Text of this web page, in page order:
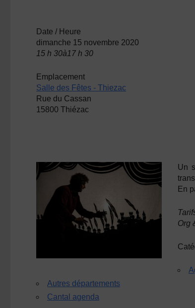
Date / Heure
dimanche 15 novembre 2020
15 h 30à17 h 30
Emplacement
Salle des Fêtes - Thiezac
Rue du Cassan
15800 Thiézac
Un
En
Org
Autres départements
Cantal agenda